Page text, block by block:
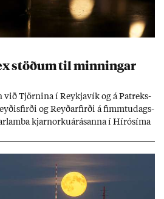
stöð­um til minn­ing­ar
við Tjörn­ina í Reykja­vík og á Pat­reks­
og Reyð­ar­firði á fimmtu­dags­
kjarn­orku­árás­anna í Hírósíma